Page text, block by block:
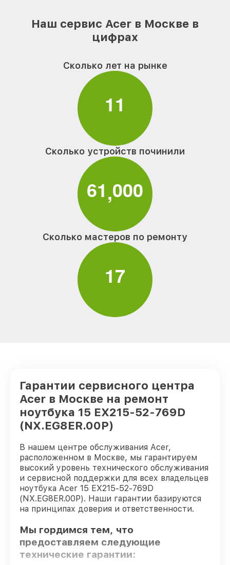
Наш сервис Acer в Москве в
цифрах
Сколько лет на рынке
11
Сколько устройств починили
61,000
Сколько мастеров по ремонту
17
Гарантии сервисного центра
Acer в Москве на ремонт
ноутбука 15 EX215-52-769D
(NX.EG8ER.00P)
В нашем центре обслуживания Acer,
расположенном в Москве, мы гарантируем
высокий уровень технического обслуживания
и сервисной поддержки для всех владельцев
ноутбука Acer 15 EX215-52-769D
(NX.EG8ER.00P). Наши гарантии базируются
на принципах доверия и ответственности.
Мы гордимся тем, что
предоставляем следующие
технические гарантии: